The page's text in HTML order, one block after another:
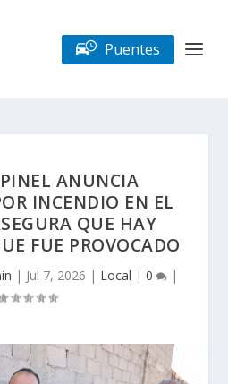
Puentes
ANUNCIA
INCENDIO EN EL
QUE HAY
FUE PROVOCADO
| Jul 7, 2026 | Local | 0 |